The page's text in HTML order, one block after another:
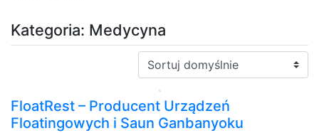
Kategoria: Medycyna
Sortuj:
FloatRest – Producent Urządzeń
Floatingowych i Saun Ganbanyoku